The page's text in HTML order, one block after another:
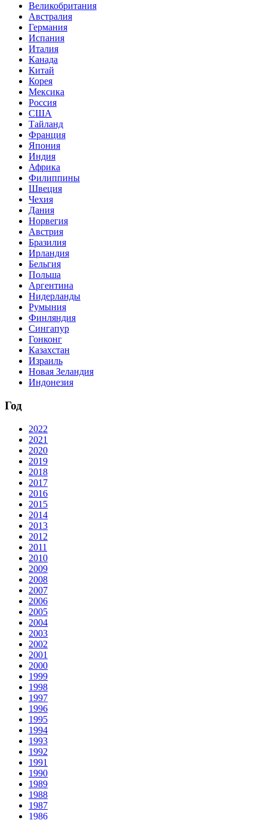
Великобритания
Австралия
Германия
Испания
Италия
Канада
Китай
Корея
Мексика
Россия
США
Тайланд
Франция
Япония
Индия
Африка
Филиппины
Швеция
Чехия
Дания
Норвегия
Австрия
Бразилия
Ирландия
Бельгия
Польша
Аргентина
Нидерланды
Румыния
Финляндия
Сингапур
Гонконг
Казахстан
Израиль
Новая Зеландия
Индонезия
Год
2022
2021
2020
2019
2018
2017
2016
2015
2014
2013
2012
2011
2010
2009
2008
2007
2006
2005
2004
2003
2002
2001
2000
1999
1998
1997
1996
1995
1994
1993
1992
1991
1990
1989
1988
1987
1986